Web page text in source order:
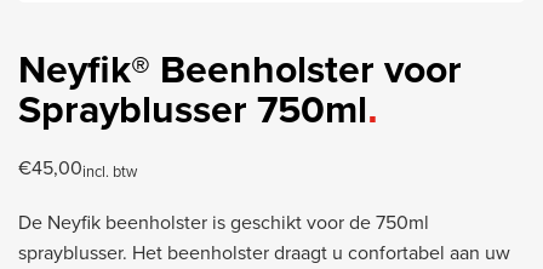
Neyfik® Beenholster voor
Sprayblusser 750ml
€45,00incl. btw
De Neyfik beenholster is geschikt voor de 750ml
sprayblusser. Het beenholster draagt u confortabel aan uw